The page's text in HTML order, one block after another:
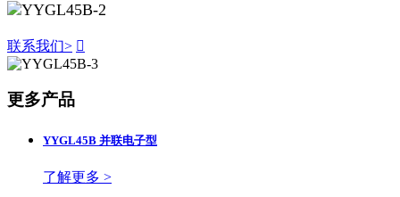
联系我们> 
更多产品
YYGL45B 并联电子型
了解更多 >